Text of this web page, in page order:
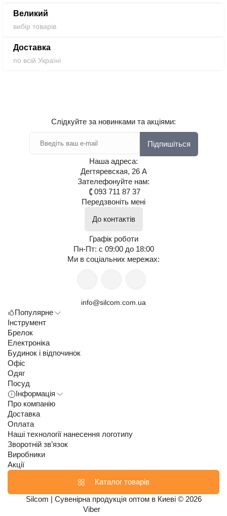
Великий
вибір товарів
Доставка
по всій Україні
Слідкуйте за новинками та акціями:
Підпишіться
Наша адреса:
Дегтяревская, 26 А
Зателефонуйте нам:
093 711 87 37
Передзвоніть мені
До контактів
Графік роботи
Пн-Пт: с 09:00 до 18:00
Ми в соціальних мережах:
info@silcom.com.ua
Популярне
Інструмент
Брелок
Електроніка
Будинок і відпочинок
Офіс
Одяг
Посуд
Інформація
Про компанію
Доставка
Оплата
Наші технології нанесення логотипу
Зворотній зв’язок
Виробники
Акції
Каталог товарів
Silcom | Сувенірна продукція оптом в Киеві © 2026
Viber